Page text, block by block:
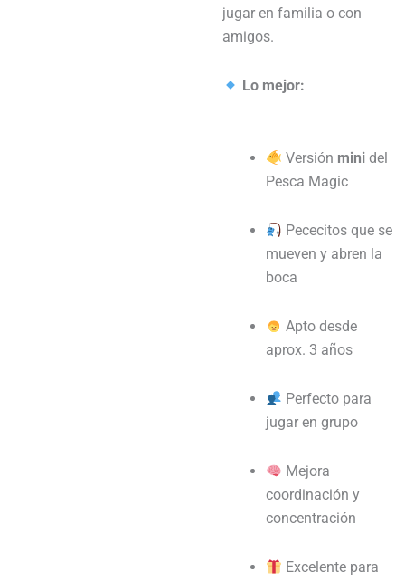
jugar en familia o con
amigos.
Lo mejor:
Versión minidel
Pesca Magic
Pececitos que se
mueven y abren la
boca
Apto desde
aprox. 3 años
Perfecto para
jugar en grupo
Mejora
coordinación y
concentración
Excelente para